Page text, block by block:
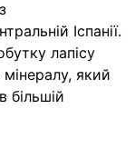
Іспанії.
лапісу
який
більшій